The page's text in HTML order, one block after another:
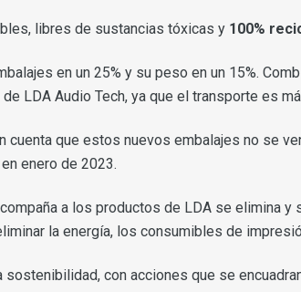
libres de sustancias tóxicas y 100%
en un 25% y su peso en un 15%.
LDA Audio Tech, ya que el transporte es
cuenta que estos nuevos embalajes no se
enero de 2023.
a los productos de LDA se elimina
la energía, los consumibles de
con acciones que se